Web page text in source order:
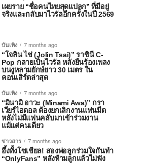
เผยราย “ชื่อคนไทยสุดแปลก” ที่มีอยู่
จริงและกลับมาไวรัลอีกครั้งในปี 2569
บันเทิง
7 months ago
“โจลิน ไช่ (Jolin Tsai)” ราชินี C-
Pop กลายเป็นไวรัล หลังยืนร้องเพลง
บนงูหลามยักษ์ยาว 30 เมตร ใน
คอนเสิร์ตล่าสุด
บันเทิง
7 months ago
“มินามิ อาวะ (Minami Awa)” กรา
เวียร์ไอดอล ต้องยกเลิกงานแฟนมีต
หลังไม่มีแฟนคลับมาเข้าร่วมงาน
แม้แต่คนเดียว
ข่าวสาร
7 months ago
อึ้งทั้งโซเชียล! สองพ่อลูกร่วมใจกันทำ
“OnlyFans” หลังห้ามลูกแล้วไม่ฟัง